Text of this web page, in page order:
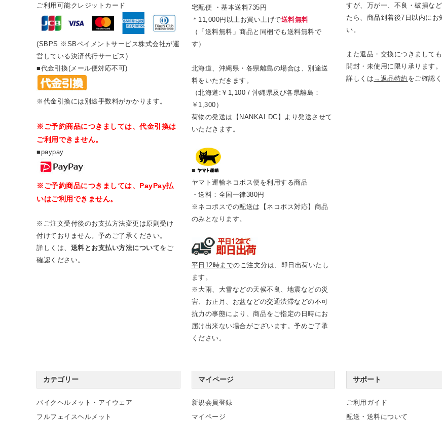
ご利用可能クレジットカード
(SBPS ※SBペイメントサービス株式会社が運
営している決済代行サービス)
■代金引換(メール便対応不可)
※代金引換には別途手数料がかかります。
※ご予約商品につきましては、代金引換は
ご利用できません。
■paypay
※ご予約商品につきましては、PayPay払
いはご利用できません。
※ご注文受付後のお支払方法変更は原則受け
付けておりません。予めご了承ください。
詳しくは、 送料とお支払い方法についてをご
確認ください。
宅配便 ・基本送料735円
＊11,000円以上お買い上げで送料無料
（「送料無料」商品と同梱でも送料無料で
す）
北海道、沖縄県・各県離島の場合は、別途送
料をいただきます。
（北海道:￥1,100 / 沖縄県及び各県離島：
￥1,300）
荷物の発送は【NANKAI DC】より発送させて
いただきます。
■
ヤマト運輸ネコポス便を利用する商品
・送料：全国一律380円
※ネコポスでの配送は【ネコポス対応】商品
のみとなります。
平日12時までのご注文分は、即日出荷いたし
ます。
※大雨、大雪などの天候不良、地震などの災
害、お正月、お盆などの交通渋滞などの不可
抗力の事態により、商品をご指定の日時にお
届け出来ない場合がございます。予めご了承
ください。
すが、万が一、不良・破損な
たら、商品到着後7日以内にお
い。
また返品・交換につきまして
開封・未使用に限り承ります。
詳しくは →返品特約 をご確認く
カテゴリー
バイクヘルメット・アイウェア
フルフェイスヘルメット
マイページ
新規会員登録
マイページ
サポート
ご利用ガイド
配送・送料について